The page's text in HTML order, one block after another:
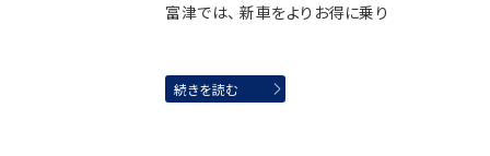
富津では、 新車をよりお得に乗り
続きを読む